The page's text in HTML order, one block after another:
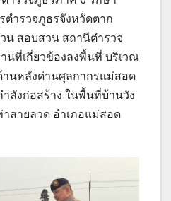
ตำรวจภูธรจังหวัดตาก
น สอบสวน สถานีตำรวจ
นที่เกี่ยวข้องลงพื้นที่ บริเวณ
านหลังด่านศุลกากรแม่สอด
ลังก่อสร้าง ในพื้นที่บ้านวัง
สายลวด อำเภอแม่สอด